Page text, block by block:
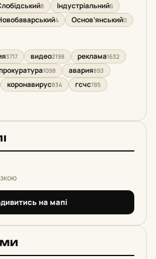
8 Індустріальний6
4 Основ’янський0
3717 видео2198 реклама1632
1098 авария893
коронавирус834 гсчс785
на мапі